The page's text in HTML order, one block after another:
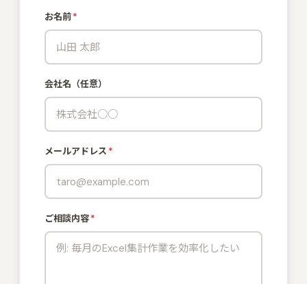
お名前*
会社名（任意）
メールアドレス *
ご相談内容*